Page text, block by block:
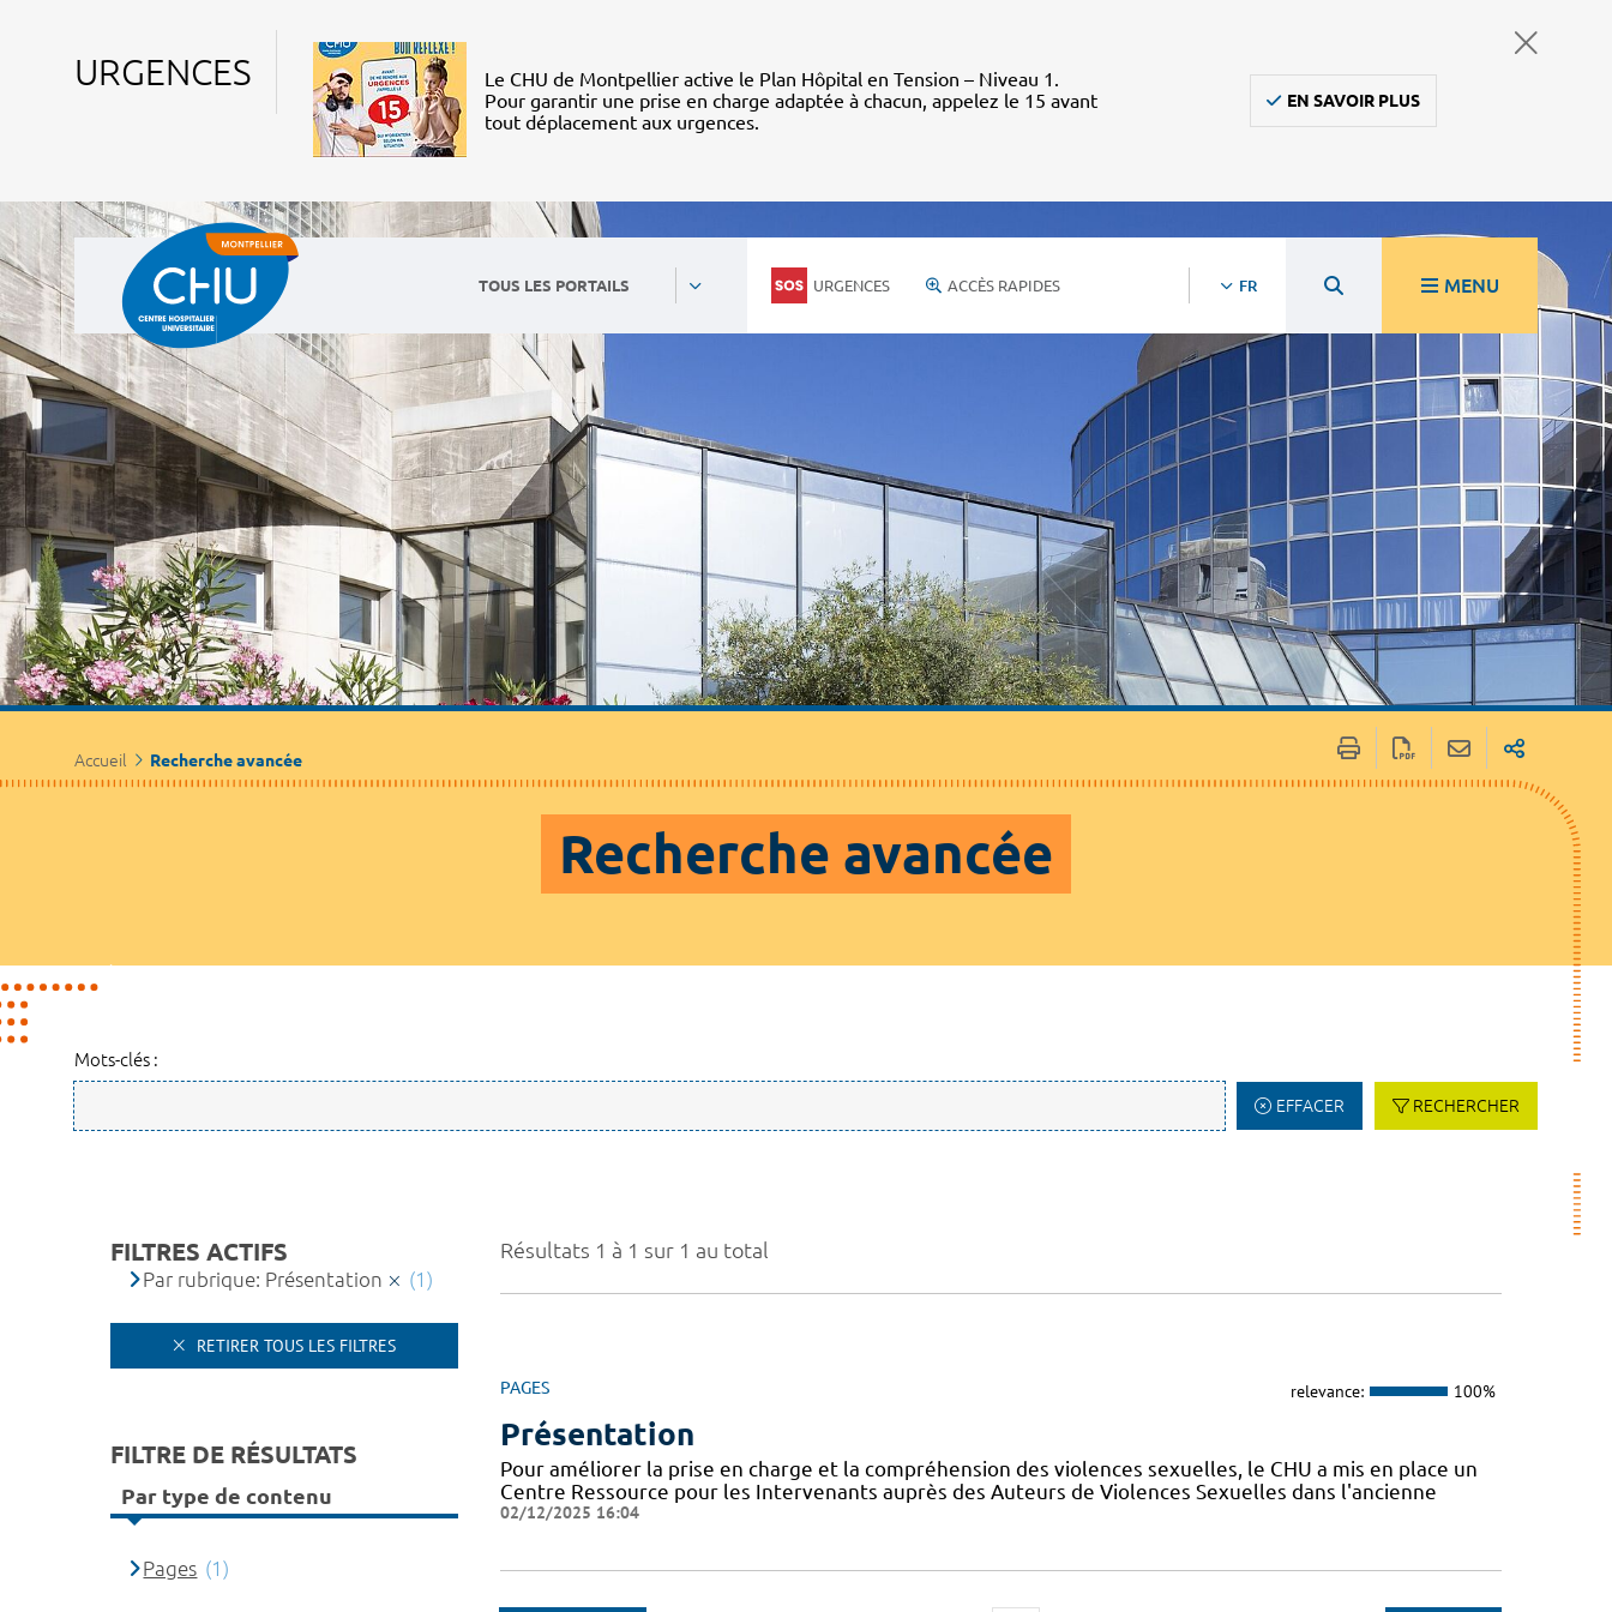
URGENCES
Le CHU de Montpellier active le Plan Hôpital en Tension – Niveau 1.
Pour garantir une prise en charge adaptée à chacun, appelez le 15 avant
tout déplacement aux urgences.
EN SAVOIR PLUS
TOUS LES PORTAILS URGENCES ACCÈS RAPIDES FR MENU
Accueil Recherche avancée
Recherche avancée
Mots-clés :
EFFACER RECHERCHER
Résultats 1 à 1 sur 1 au total
PAGES relevance: 100%
Présentation
Pour améliorer la prise en charge et la compréhension des violences sexuelles, le CHU a mis en place un
Centre Ressource pour les Intervenants auprès des Auteurs de Violences Sexuelles dans l'ancienne
02/12/2025 16:04
FILTRES ACTIFS
Par rubrique: Présentation (1)
RETIRER TOUS LES FILTRES
FILTRE DE RÉSULTATS
Par type de contenu
Pages (1)